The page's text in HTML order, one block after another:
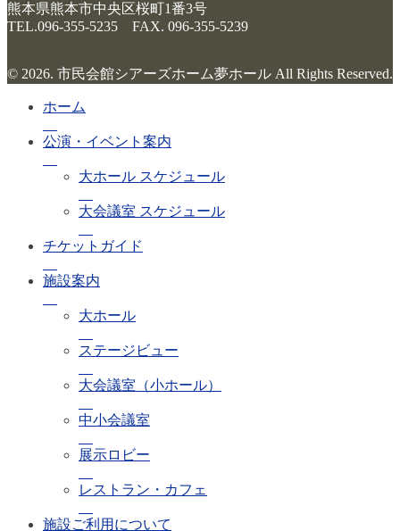
熊本県熊本市中央区桜町1番3号
TEL.096-355-5235 FAX. 096-355-5239
© 2026. 市民会館シアーズホーム夢ホール All Rights Reserved.
ホーム
公演・イベント案内
大ホール スケジュール
大会議室 スケジュール
チケットガイド
施設案内
大ホール
ステージビュー
大会議室（小ホール）
中小会議室
展示ロビー
レストラン・カフェ
施設ご利用について